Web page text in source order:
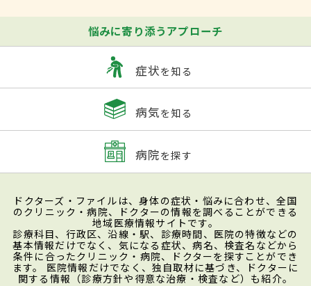
悩みに寄り添うアプローチ
症状を知る
病気を知る
病院を探す
ドクターズ・ファイルは、身体の症状・悩みに合わせ、全国
のクリニック・病院、ドクターの情報を調べることができる
地域医療情報サイトです。
診療科目、行政区、沿線・駅、診療時間、医院の特徴などの
基本情報だけでなく、気になる症状、病名、検査名などから
条件に合ったクリニック・病院、ドクターを探すことができ
ます。 医院情報だけでなく、独自取材に基づき、ドクターに
関する情報（診療方針や得意な治療・検査など）も紹介。